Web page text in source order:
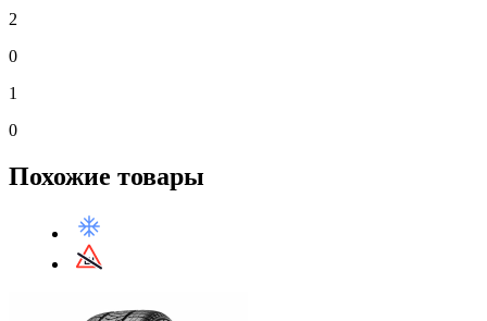
2
0
1
0
Похожие товары